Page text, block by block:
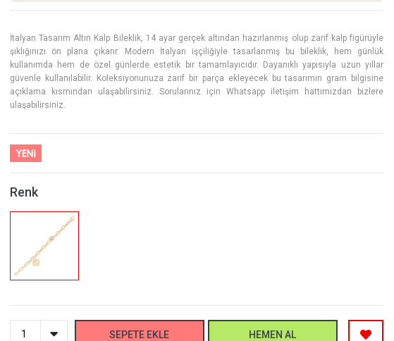
İtalyan Tasarım Altın Kalp Bileklik, 14 ayar gerçek altından hazırlanmış olup zarif kalp figürüyle
şıklığınızı ön plana çıkarır. Modern İtalyan işçiliğiyle tasarlanmış bu bileklik, hem günlük
kullanımda hem de özel günlerde estetik bir tamamlayıcıdır. Dayanıklı yapısıyla uzun yıllar
güvenle kullanılabilir. Koleksiyonunuza zarif bir parça ekleyecek bu tasarımın gram bilgisine
açıklama kısmından ulaşabilirsiniz. Sorularınız için Whatsapp iletişim hattımızdan bizlere
ulaşabilirsiniz.
Renk
SEPETE EKLE HEMEN AL